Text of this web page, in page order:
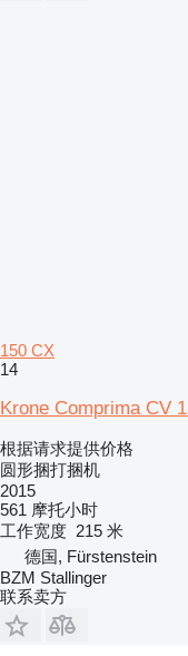
150 CX
14
Krone Comprima CV
根据请求提供价格
圆形捆打捆机
2015
561 摩托小时
工作宽度 215 米
德国, Fürstenstein
BZM Stallinger
联系卖方